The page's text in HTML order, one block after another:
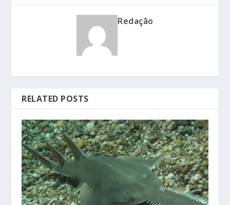
Redação
RELATED POSTS